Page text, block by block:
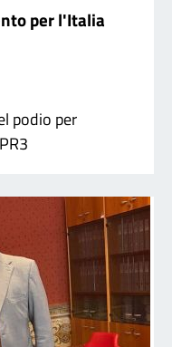
per l'Italia
podio per